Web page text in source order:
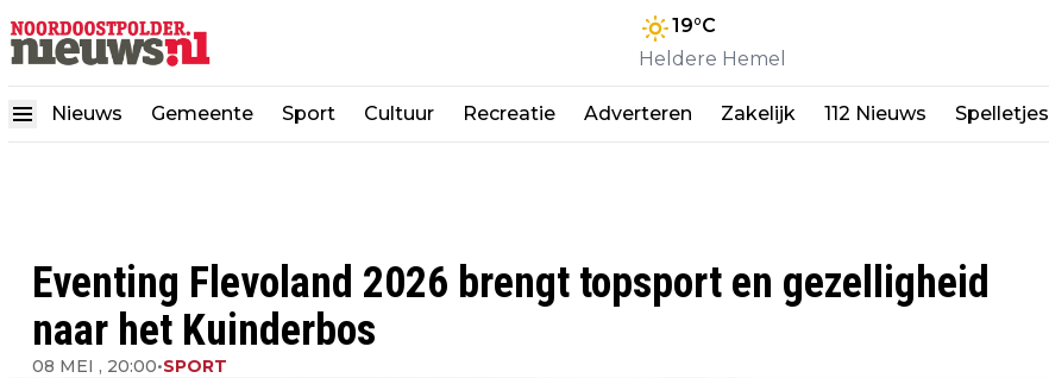
19°C
Heldere Hemel
Nieuws Gemeente Sport Cultuur Recreatie Adverteren Zakelijk 112 Nieuws Spelletjes
Eventing Flevoland 2026 brengt topsport en gezelligheid
naar het Kuinderbos
08 MEI , 20:00•SPORT